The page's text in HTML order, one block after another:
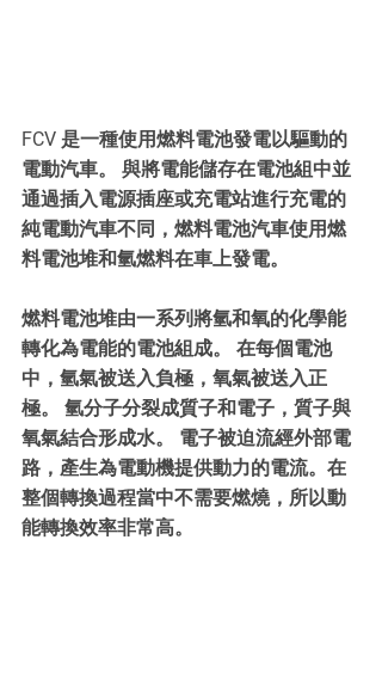
FCV 是一種使用燃料電池發電以驅動的
電動汽車。 與將電能儲存在電池組中並
通過插入電源插座或充電站進行充電的
純電動汽車不同，燃料電池汽車使用燃
料電池堆和氫燃料在車上發電。
燃料電池堆由一系列將氫和氧的化學能
轉化為電能的電池組成。 在每個電池
中，氫氣被送入負極，氧氣被送入正
極。 氫分子分裂成質子和電子，質子與
氧氣結合形成水。 電子被迫流經外部電
路，產生為電動機提供動力的電流。在
整個轉換過程當中不需要燃燒，所以動
能轉換效率非常高。